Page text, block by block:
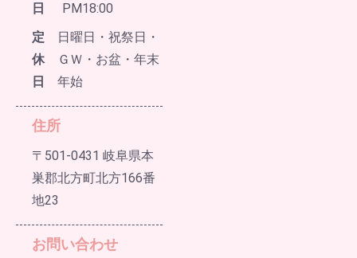
日
PM18:00
定
休
日
日曜日・祝祭日・
ＧＷ・お盆・年末
年始
住所
〒501-0431 岐阜県本
巣郡北方町北方166番
地23
お問い合わせ